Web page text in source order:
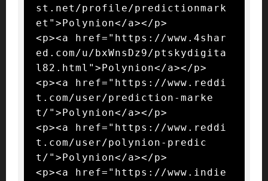
st.net/profile/predictionmark
et">Polynion</a></p>
<p><a href="https://www.4shar
ed.com/u/bxWnsDz9/ptskydigita
l82.html">Polynion</a></p>
<p><a href="https://www.reddi
t.com/user/prediction-marke
t/">Polynion</a></p>
<p><a href="https://www.reddi
t.com/user/polynion-predic
t/">Polynion</a></p>
<p><a href="https://www.indie